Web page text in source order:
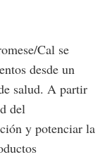
Cal se
desde un
salud. A partir
del
y potenciar la